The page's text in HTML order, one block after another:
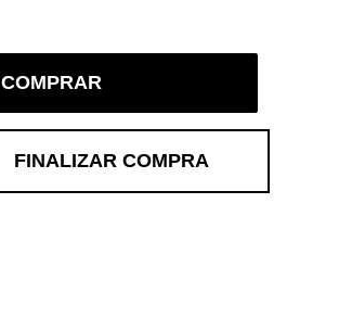
COMPRAR
FINALIZAR COMPRA